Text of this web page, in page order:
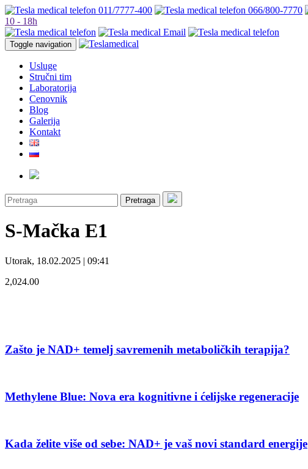
011/7777-400 066/800-7770
10 - 18h
Toggle navigation
Usluge
Stručni tim
Laboratorija
Cenovnik
Blog
Galerija
Kontakt
Pretraga
S-Mačka E1
Utorak, 18.02.2025 | 09:41
2,024.00
Zašto je NAD+ temelj savremenih metaboličkih terapija?
Methylene Blue: Nova era kognitivne i ćelijske regeneracije
Kada želite više od sebe: NAD+ je vaš novi standard energije